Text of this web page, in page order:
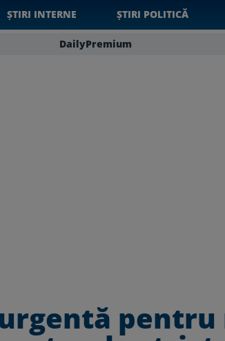
ȘTIRI INTERNE ȘTIRI POLITICĂ
DailyPremium
pentru